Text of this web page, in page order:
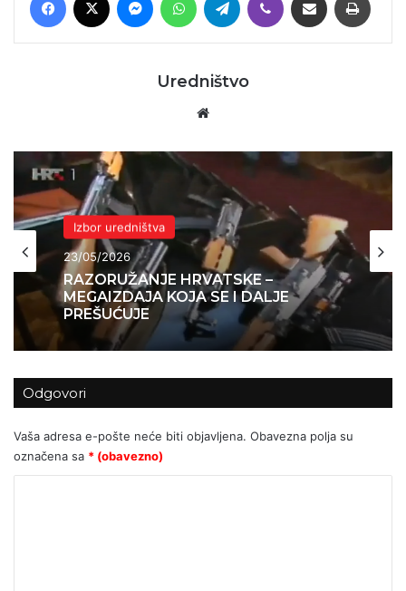
Uredništvo
Izbor uredništva
23/05/2026
RAZORUŽANJE HRVATSKE –
MEGAIZDAJA KOJA SE I DALJE
PREŠUĆUJE
Izbor uredništva
21/05/2026
Odgovori
Vaša adresa e-pošte neće biti objavljena. Obavezna polja su
označena sa * (obavezno)